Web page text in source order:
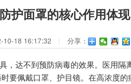
护面罩的核心作用体现
10-18 16:17:32 分享：
达不到预防病毒的效果。医用隔
佩戴口罩、护目镜。在高浓度